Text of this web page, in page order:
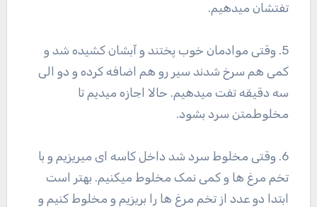
تفتشان میدهیم.
5. وقتی موادمان خوب پختند و آبشان کشیده شد و
کمی هم سرخ شدند سیر رو هم اضافه کرده و دو الی
سه دقیقه تفت میدهیم. حالا اجازه میدیم تا
مخلوطمتن سرد بشود.
6. وقتی مخلوط سرد شد داخل کاسه ای میریزیم و با
تخم مرغ ها و کمی نمک مخلوط میکنیم. بهتر است
ابتدا دو عدد از تخم مرغ ها را بریزیم و مخلوط کنیم و